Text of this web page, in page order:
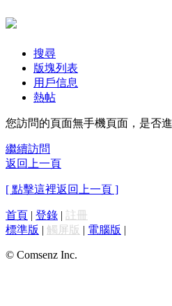
搜尋
版塊列表
用戶信息
熱帖
您訪問的頁面無手機頁面，是否
繼續訪問
返回上一頁
[ 點擊這裡返回上一頁 ]
首頁 | 登錄 | 註冊
標準版 | 觸屏版 | 電腦版 |
© Comsenz Inc.